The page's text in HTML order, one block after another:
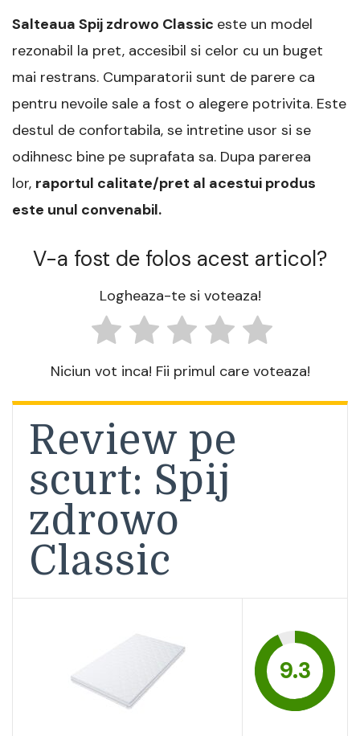
Salteaua Spij zdrowo Classic este un model
rezonabil la pret, accesibil si celor cu un buget
mai restrans. Cumparatorii sunt de parere ca
pentru nevoile sale a fost o alegere potrivita. Este
destul de confortabila, se intretine usor si se
odihnesc bine pe suprafata sa. Dupa parerea
lor, raportul calitate/pret al acestui produs
este unul convenabil.
V-a fost de folos acest articol?
Logheaza-te si voteaza!
Niciun vot inca! Fii primul care voteaza!
Review pe
scurt: Spij
zdrowo
Classic
9.3